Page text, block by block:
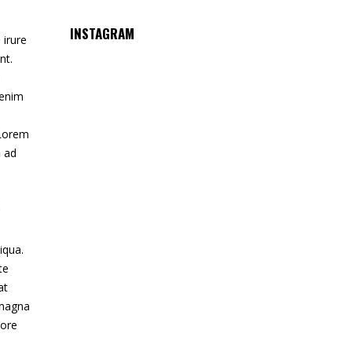
irure
ad
INSTAGRAM